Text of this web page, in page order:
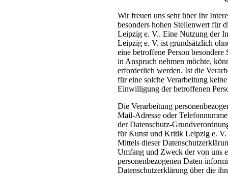
Wir freuen uns sehr über Ihr
besonders hohen Stellenwert für
Leipzig e. V.. Eine Nutzung der
Leipzig e. V. ist grundsätzlich
eine betroffene Person besondere
in Anspruch nehmen möchte,
erforderlich werden. Ist die
für eine solche Verarbeitung
Einwilligung der betroffenen
Die Verarbeitung
Mail-Adresse oder
der Datenschutz-
für Kunst und Kritik Leipzig e. V.
Mittels dieser
Umfang und Zweck der von uns
personenbezogenen Daten
Datenschutzerklärung über die